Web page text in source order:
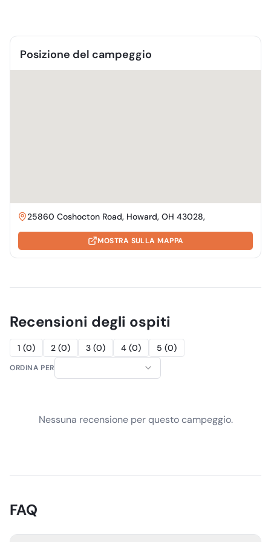
Posizione del campeggio
25860 Coshocton Road, Howard, OH 43028,
MOSTRA SULLA MAPPA
Recensioni degli ospiti
1 (0) 2 (0) 3 (0) 4 (0) 5 (0)
ORDINA PER
Nessuna recensione per questo campeggio.
FAQ